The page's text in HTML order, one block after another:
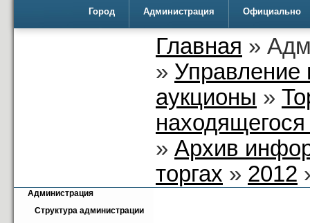
Город Администрация Официально
Главная »
» Управление
аукционы »
» Архив
торгах » 2012
Администрация
Структура администрации